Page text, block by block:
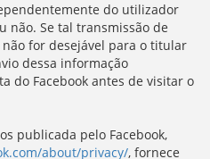
do utilizador
não. Se tal transmissão de
for desejável para o titular
dessa informação
do Facebook antes de visitar o
publicada pelo Facebook,
about/privacy/, fornece